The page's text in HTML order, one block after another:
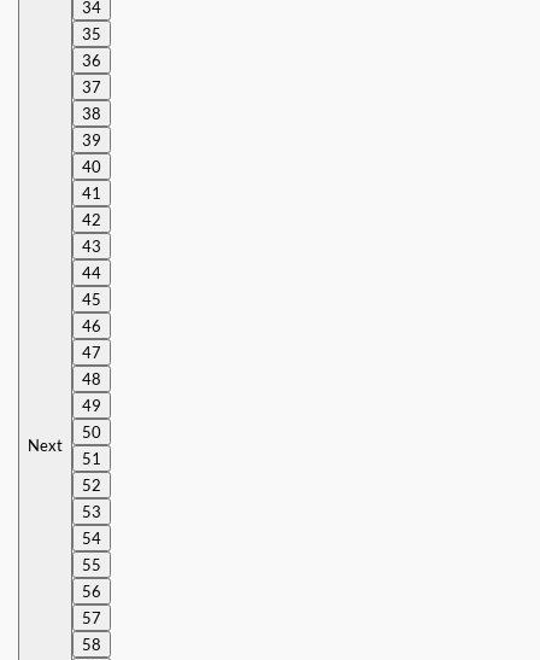
Next
34
35
36
37
38
39
40
41
42
43
44
45
46
47
48
49
50
51
52
53
54
55
56
57
58